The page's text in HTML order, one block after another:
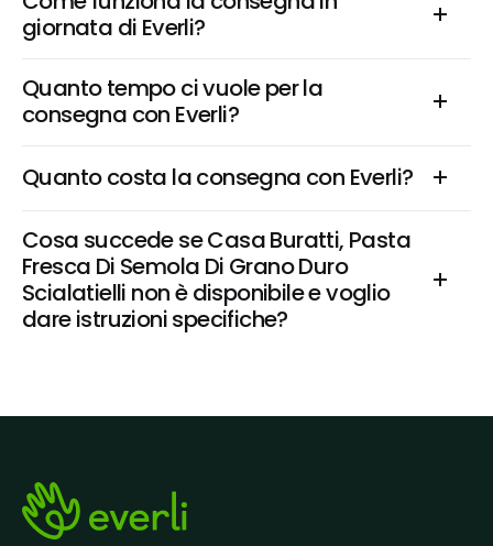
giornata di Everli?
Quanto tempo ci vuole per la
consegna con Everli?
Quanto costa la consegna con Everli?
Cosa succede se Casa Buratti, Pasta
Fresca Di Semola Di Grano Duro
Scialatielli non è disponibile e voglio
dare istruzioni specifiche?